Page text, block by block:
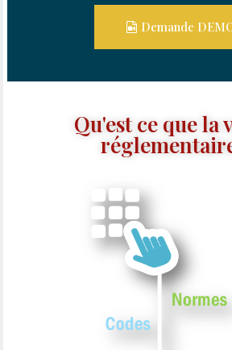
Demande
Qu'est ce que la